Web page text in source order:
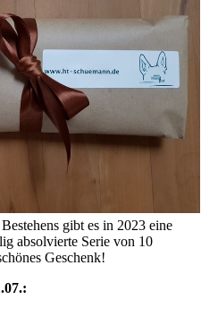
gibt es in 2023 eine
absolvierte Serie von 10
Geschenk!